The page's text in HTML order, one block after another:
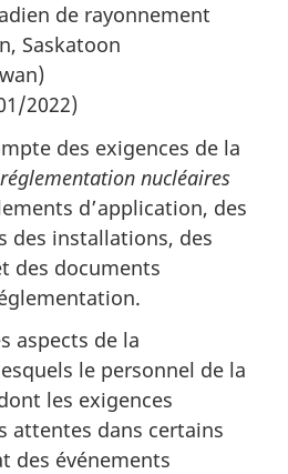
de rayonnement
Saskatoon
2022)
des exigences de la
nucléaires
d’application, des
des installations, des
des documents
aspects de la
le personnel de la
les exigences
attentes dans certains
des événements